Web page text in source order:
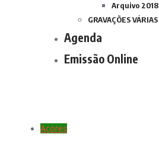
Arquivo 2018
GRAVAÇÕES VÁRIAS
Agenda
Emissão Online
Açores